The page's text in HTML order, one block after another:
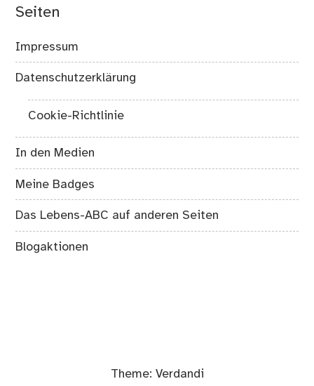
Seiten
Impressum
Datenschutzerklärung
Cookie-Richtlinie
In den Medien
Meine Badges
Das Lebens-ABC auf anderen Seiten
Blogaktionen
Theme: Verdandi